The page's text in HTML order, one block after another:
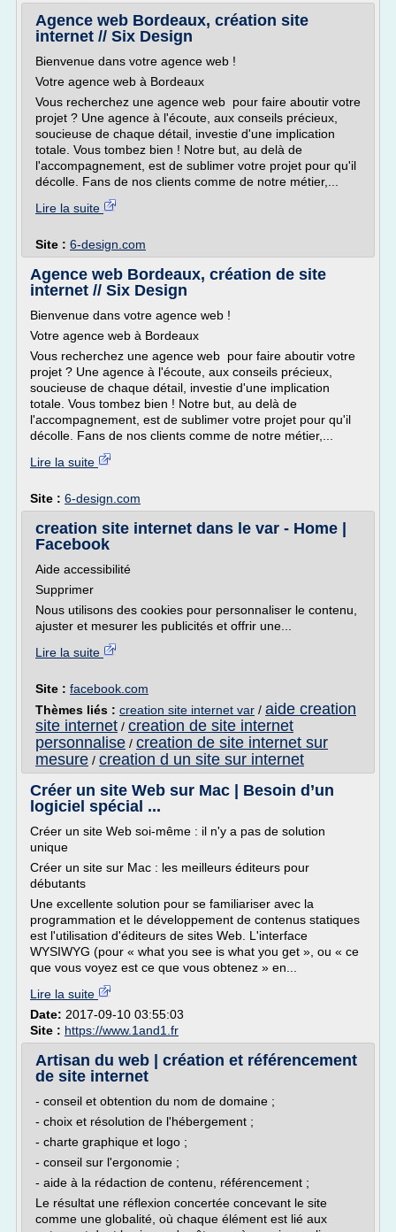
Agence web Bordeaux, création site
internet // Six Design
Bienvenue dans votre agence web !
Votre agence web à Bordeaux
Vous recherchez une agence web pour faire aboutir votre
projet ? Une agence à l'écoute, aux conseils précieux,
soucieuse de chaque détail, investie d'une implication
totale. Vous tombez bien ! Notre but, au delà de
l'accompagnement, est de sublimer votre projet pour qu'il
décolle. Fans de nos clients comme de notre métier,...
Lire la suite
Site : 6-design.com
Agence web Bordeaux, création de site
internet // Six Design
Bienvenue dans votre agence web !
Votre agence web à Bordeaux
Vous recherchez une agence web pour faire aboutir votre
projet ? Une agence à l'écoute, aux conseils précieux,
soucieuse de chaque détail, investie d'une implication
totale. Vous tombez bien ! Notre but, au delà de
l'accompagnement, est de sublimer votre projet pour qu'il
décolle. Fans de nos clients comme de notre métier,...
Lire la suite
Site : 6-design.com
creation site internet dans le var - Home |
Facebook
Aide accessibilité
Supprimer
Nous utilisons des cookies pour personnaliser le contenu,
ajuster et mesurer les publicités et offrir une...
Lire la suite
Site : facebook.com
Thèmes liés : creation site internet var / aide creation
site internet / creation de site internet
personnalise / creation de site internet sur
mesure / creation d un site sur internet
Créer un site Web sur Mac | Besoin d’un
logiciel spécial ...
Créer un site Web soi-même : il n'y a pas de solution
unique
Créer un site sur Mac : les meilleurs éditeurs pour
débutants
Une excellente solution pour se familiariser avec la
programmation et le développement de contenus statiques
est l'utilisation d'éditeurs de sites Web. L'interface
WYSIWYG (pour « what you see is what you get », ou « ce
que vous voyez est ce que vous obtenez » en...
Lire la suite
Date: 2017-09-10 03:55:03
Site : https://www.1and1.fr
Artisan du web | création et référencement
de site internet
- conseil et obtention du nom de domaine ;
- choix et résolution de l'hébergement ;
- charte graphique et logo ;
- conseil sur l'ergonomie ;
- aide à la rédaction de contenu, référencement ;
Le résultat une réflexion concertée concevant le site
comme une globalité, où chaque élément est lié aux